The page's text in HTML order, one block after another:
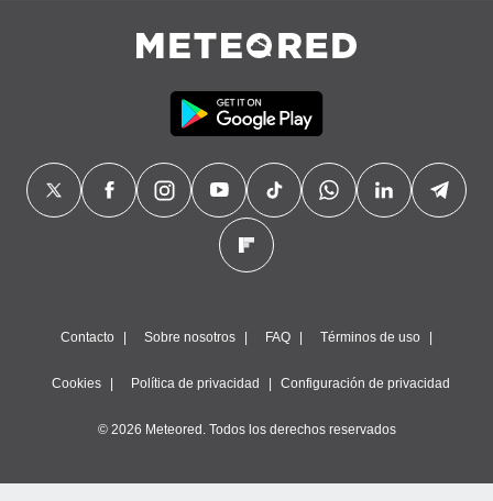
Contacto Sobre nosotros FAQ Términos de uso
Cookies Política de privacidad Configuración de privacidad
© 2026 Meteored. Todos los derechos reservados